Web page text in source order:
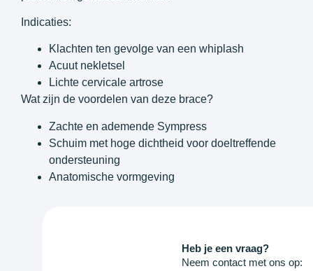
Indicaties:
Klachten ten gevolge van een whiplash
Acuut nekletsel
Lichte cervicale artrose
Wat zijn de voordelen van deze brace?
Zachte en ademende Sympress
Schuim met hoge dichtheid voor doeltreffende
ondersteuning
Anatomische vormgeving
Heb je een vraag?
Neem contact met ons op: